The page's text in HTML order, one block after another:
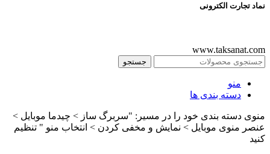
نماد تجارت الکترونی
www.taksanat.com
جستجو
منو
دسته بندی ها
منوی دسته بندی خود را در مسیر: "سربرگ ساز > چیدما موبایل >
عنصر منوی موبایل > نمایش و مخفی کردن > انتخاب منو " تنظیم
کنید